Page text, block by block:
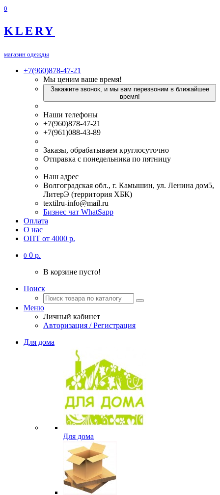
0
KLERY
магазин одежды
+7(960)878-47-21
Мы ценим ваше время!
Закажите звонок, и мы вам перезвоним в ближайшее
время!
Наши телефоны
+7(960)878-47-21
+7(961)088-43-89
Заказы, обрабатываем круглосуточно
Отправка с понедельника по пятницу
Наш адрес
Волгоградская обл., г. Камышин, ул. Ленина дом5,
ЛитерЭ (территория ХБК)
textilru-info@mail.ru
Бизнес чат WhatSapp
Оплата
О нас
ОПТ от 4000 р.
0 0 р.
В корзине пусто!
Поиск
Меню
Личный кабинет
Авторизация / Регистрация
Для дома
Для дома